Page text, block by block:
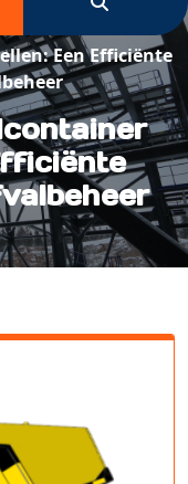
Een Efficiënte